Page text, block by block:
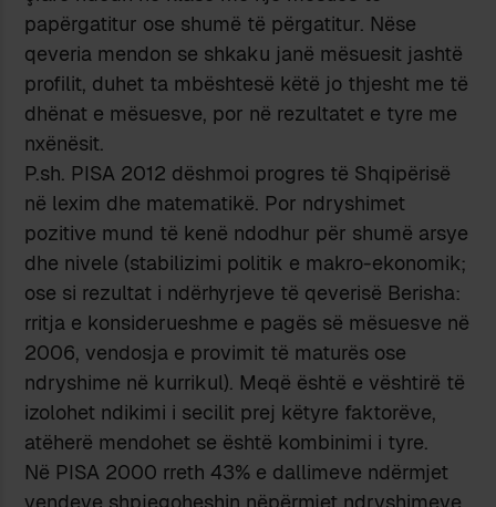
papërgatitur ose shumë të përgatitur. Nëse
qeveria mendon se shkaku janë mësuesit jashtë
profilit, duhet ta mbështesë këtë jo thjesht me të
dhënat e mësuesve, por në rezultatet e tyre me
nxënësit.
P.sh. PISA 2012 dëshmoi progres të Shqipërisë
në lexim dhe matematikë. Por ndryshimet
pozitive mund të kenë ndodhur për shumë arsye
dhe nivele (stabilizimi politik e makro-ekonomik;
ose si rezultat i ndërhyrjeve të qeverisë Berisha:
rritja e konsiderueshme e pagës së mësuesve në
2006, vendosja e provimit të maturës ose
ndryshime në kurrikul). Meqë është e vështirë të
izolohet ndikimi i secilit prej këtyre faktorëve,
atëherë mendohet se është kombinimi i tyre.
Në PISA 2000 rreth 43% e dallimeve ndërmjet